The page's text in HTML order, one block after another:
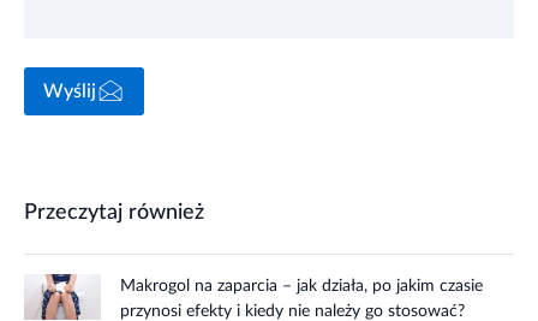
Wyślij
Przeczytaj również
Makrogol na zaparcia – jak działa, po jakim czasie
przynosi efekty i kiedy nie należy go stosować?